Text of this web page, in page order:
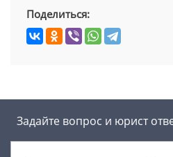
Поделиться:
Задайте вопрос и юрист